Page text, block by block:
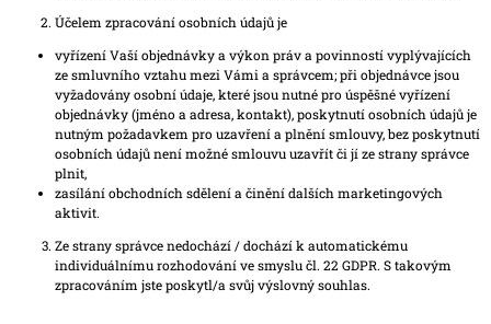
Účelem zpracování osobních údajů je
vyřízení Vaší objednávky a výkon práv a povinností vyplývajících
ze smluvního vztahu mezi Vámi a správcem; při objednávce jsou
vyžadovány osobní údaje, které jsou nutné pro úspěšné vyřízení
objednávky (jméno a adresa, kontakt), poskytnutí osobních údajů je
nutným požadavkem pro uzavření a plnění smlouvy, bez poskytnutí
osobních údajů není možné smlouvu uzavřít či jí ze strany správce
plnit,
zasílání obchodních sdělení a činění dalších marketingových
aktivit.
Ze strany správce nedochází / dochází k automatickému
individuálnímu rozhodování ve smyslu čl. 22 GDPR. S takovým
zpracováním jste poskytl/a svůj výslovný souhlas.